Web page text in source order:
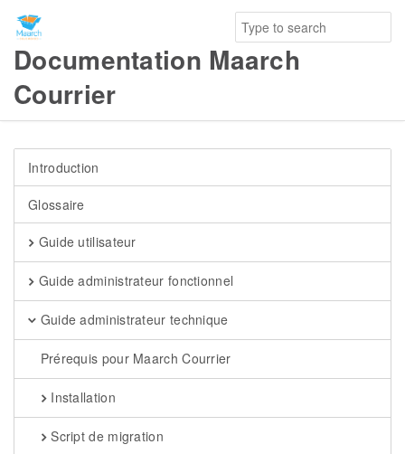
Documentation Maarch
Courrier
Introduction
Glossaire
Guide utilisateur
Guide administrateur fonctionnel
Guide administrateur technique
Prérequis pour Maarch Courrier
Installation
Script de migration